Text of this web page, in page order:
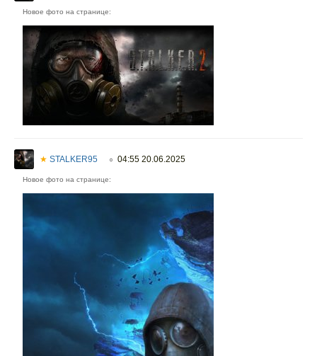
Новое фото на странице:
★ STALKER95 ○ 04:55 20.06.2025
Новое фото на странице: